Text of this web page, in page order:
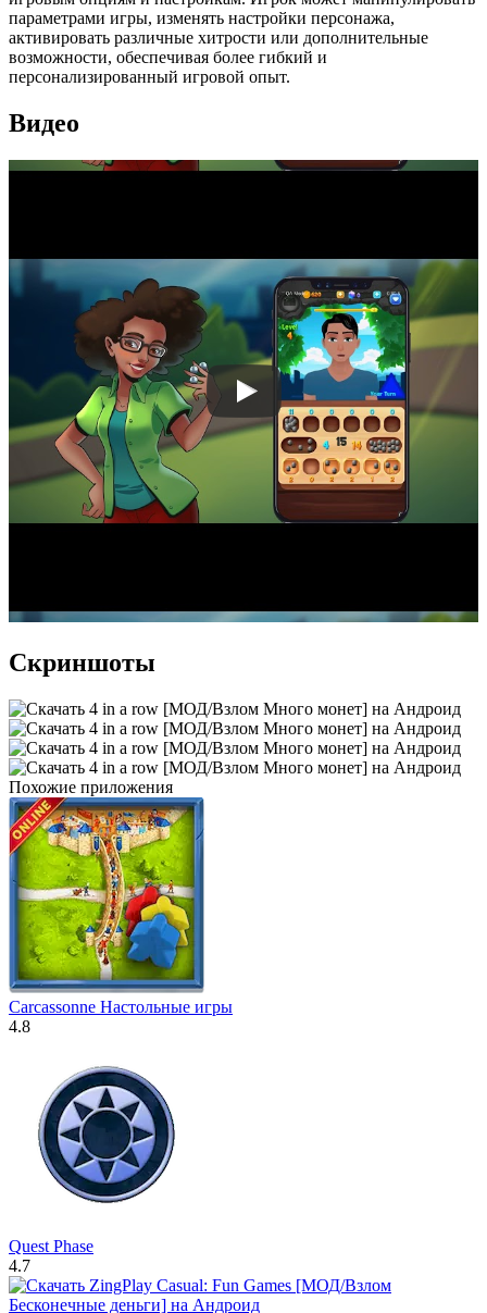
параметрами игры, изменять настройки персонажа,
активировать различные хитрости или дополнительные
возможности, обеспечивая более гибкий и
персонализированный игровой опыт.
Видео
Скриншоты
Похожие приложения
Carcassonne Настольные игры
4.8
Quest Phase
4.7